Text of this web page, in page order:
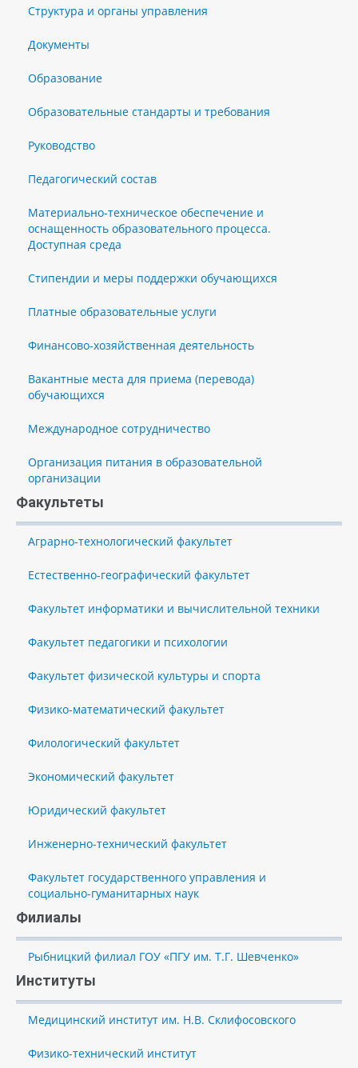
Структура и органы управления
Документы
Образование
Образовательные стандарты и требования
Руководство
Педагогический состав
Материально-техническое обеспечение и
оснащенность образовательного процесса.
Доступная среда
Стипендии и меры поддержки обучающихся
Платные образовательные услуги
Финансово-хозяйственная деятельность
Вакантные места для приема (перевода)
обучающихся
Международное сотрудничество
Организация питания в образовательной
организации
Факультеты
Аграрно-технологический факультет
Естественно-географический факультет
Факультет информатики и вычислительной техники
Факультет педагогики и психологии
Факультет физической культуры и спорта
Физико-математический факультет
Филологический факультет
Экономический факультет
Юридический факультет
Инженерно-технический факультет
Факультет государственного управления и
социально-гуманитарных наук
Филиалы
Рыбницкий филиал ГОУ «ПГУ им. Т.Г. Шевченко»
Институты
Медицинский институт им. Н.В. Склифосовского
Физико-технический институт